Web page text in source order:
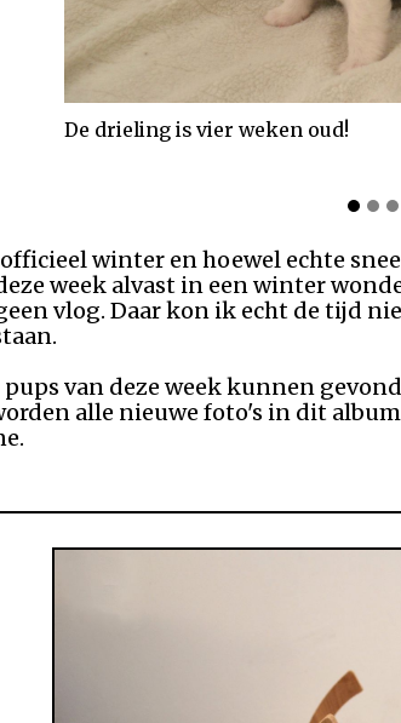
Je hebt echt slagroom
winter en hoewel echte
week alvast in een winter
vlog. Daar kon ik echt de tijd
van deze week kunnen
alle nieuwe foto's in dit